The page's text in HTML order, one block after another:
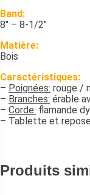
Band:
8″ – 8-1/2″
Matière:
Bois
Caractéristiques:
– Poignées: rouge /
– Branches: érable
– Corde: flamande
– Tablette et
Produits